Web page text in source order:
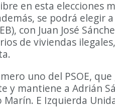
en esta
se podrá elegir
con Juan José
de viviendas
uno del PSOE,
y mantiene a Adrián
E Izquierda